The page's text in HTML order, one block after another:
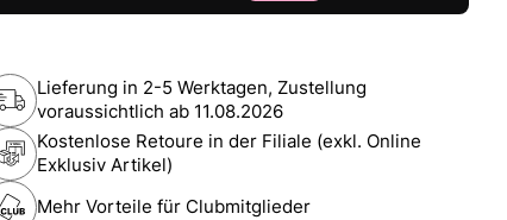
Lieferung in 2-5 Werktagen, Zustellung
voraussichtlich ab 11.08.2026
Kostenlose Retoure in der Filiale (exkl. Online
Exklusiv Artikel)
Mehr Vorteile für Clubmitglieder